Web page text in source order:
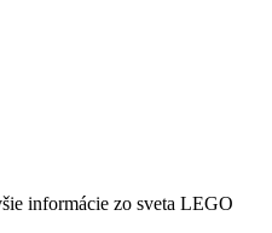
informácie zo sveta LEGO